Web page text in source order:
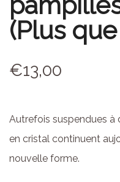
(Plus
€13,00
Autrefois suspendues à
en cristal continuent
nouvelle forme.